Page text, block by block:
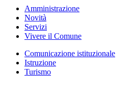
Amministrazione
Novità
Servizi
Vivere il Comune
Comunicazione istituzionale
Istruzione
Turismo